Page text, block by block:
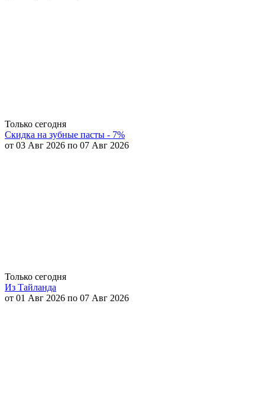
Только сегодня
Скидка на зубные пасты - 7%
от 03 Авг 2026 по 07 Авг 2026
Только сегодня
Из Тайланда
от 01 Авг 2026 по 07 Авг 2026